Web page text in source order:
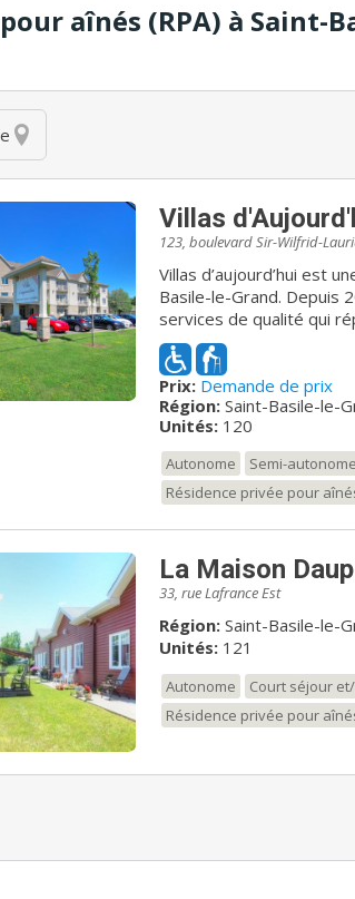
aînés (RPA) à Saint-
Villas
123, boulevard Sir-Wilfrid-
Villas d’aujourd’hui est
Basile-le-Grand. Depuis
services de qualité qui
prônons une approche
de nos résidents, et ce,
chaleureuse. Nos magnifiques appartements au goût du jour et nos
grands studios
d’esprit dans le
familiale, nous veillons
ce, 24 heures par jour,
composé de
de notre personnel
quotidiennes.
Prix: Demande de prix
Région: Saint-Basile-le-
Unités:120
Autonome
Semi-
Résidence privée pour
La Maison
33, rue Lafrance Est
Région: Saint-Basile-le-
Unités:121
Autonome
Court séjour
Résidence privée pour